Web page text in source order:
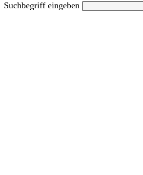
Suchbegriff eingeben